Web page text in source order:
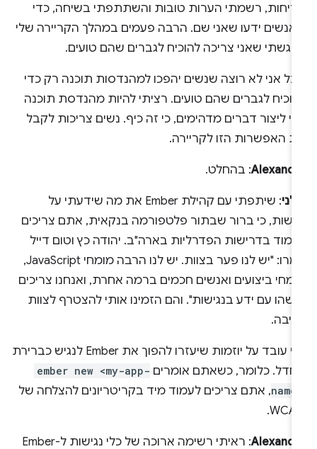
רשמתי הערות טובות והשתתפתי בשיחה, כדי
ידעו שאני שם. הרבה פעמים במהלך הקריירה שלי
שאני צריכה להוכיח לגברים שהם טועים.
אני לא רוצה שנשים יהפכו למהנדסות תוכנה רק כדי
לגברים שהם טועים. רציתי להיות מהנדסת תוכנה
ליצור דברים מדהימים, כי זה כיף. נשים צריכות לקבל
האפשרות הזו לקריירה.
: בהחלט.
: שיתפתי עם קהילת Ember את מה שידעתי על
כי ברור שבתור פלטפורמה בנקאית, אתם צריכים
בדרישות הפדרליות בארה"ב. יהודה כץ וטום דייל
אמרו: "יש לנו פער בצוות. יש לנו הרבה מומחי JavaScript,
ביצועים ואנשים חכמים ברמה אחרת, ואנחנו צריכים
עם ידע בנגישות". והם הזמינו אותי להצטרף לצוות
אני עובד על יוזמות שיעזרו להפוך את Ember לנגיש כברירת
כלומר, כשאתם אומריםember new <my-app-
, אתם צריכים לעמוד מיד בקריטריונים להצלחה של
: ראיתי רשימה ארוכה של כלי נגישות ל-Ember